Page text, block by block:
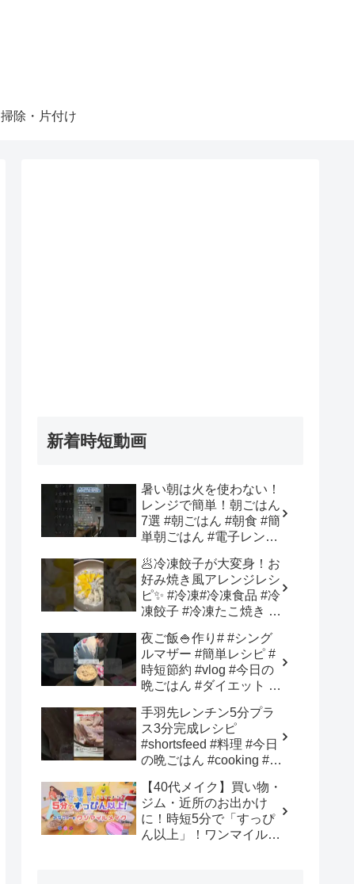
掃除・片付け
新着時短動画
暑い朝は火を使わない！
レンジで簡単！朝ごはん
7選 #朝ごはん #朝食 #簡
単朝ごはん #電子レンジ
恵の灯り
🥟冷凍餃子が大変身！お
好み焼き風アレンジレシ
ピ✨ #冷凍#冷凍食品 #冷
凍餃子 #冷凍たこ焼き #
Gospel
夜ご飯🍚作り# #シング
ルマザー #簡単レシピ #
時短節約 #vlog #今日の
晩ごはん #ダイエット #
anoma
手羽先レンチン5分プラ
ス3分完成レシピ
#shortsfeed #料理 #今日
の晩ごはん #cooking #時
うちごはん #料理動画 –
おんじクッキングOnji
cooking
【40代メイク】買い物・
ジム・近所のお出かけ
に！時短5分で「すっぴ
ん以上」！ワンマイルメ